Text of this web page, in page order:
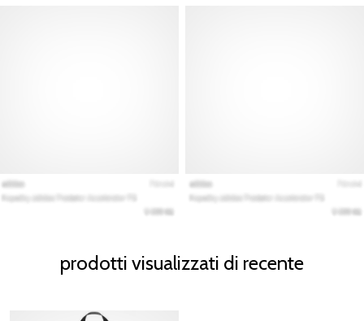
prodotti visualizzati di recente